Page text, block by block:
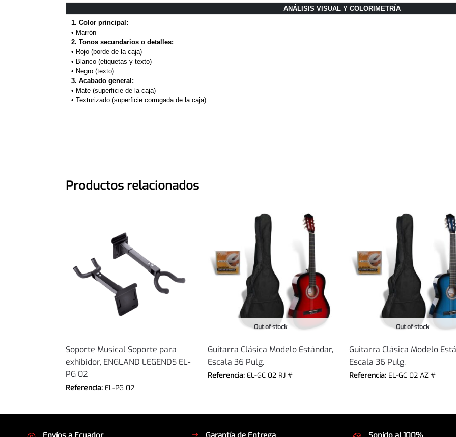
ANÁLISIS VISUAL Y COLORIMETRÍA
1. Color principal:
• Marrón
2. Tonos secundarios o detalles:
• Rojo (borde de la caja)
• Blanco (etiquetas y texto)
• Negro (texto)
3. Acabado general:
• Mate (superficie de la caja)
• Texturizado (superficie corrugada de la caja)
Productos relacionados
Soporte Musical Soporte para
exhibidor, ENGLAND LEGENDS EL-
PG 02
Referencia: EL-PG 02
Out of stock
Guitarra Clásica Modelo Estándar,
Escala 36 Pulg.
Referencia: EL-GC 02 RJ #
Out of stock
Guitarra Clásica Modelo
Escala 36 Pulg.
Referencia: EL-GC 02 AZ #